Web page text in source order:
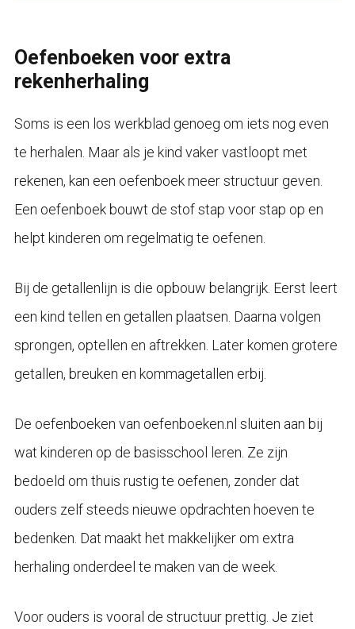
Oefenboeken voor extra
rekenherhaling
Soms is een los werkblad genoeg om iets nog even
te herhalen. Maar als je kind vaker vastloopt met
rekenen, kan een oefenboek meer structuur geven.
Een oefenboek bouwt de stof stap voor stap op en
helpt kinderen om regelmatig te oefenen.
Bij de getallenlijn is die opbouw belangrijk. Eerst leert
een kind tellen en getallen plaatsen. Daarna volgen
sprongen, optellen en aftrekken. Later komen grotere
getallen, breuken en kommagetallen erbij.
De oefenboeken van oefenboeken.nl sluiten aan bij
wat kinderen op de basisschool leren. Ze zijn
bedoeld om thuis rustig te oefenen, zonder dat
ouders zelf steeds nieuwe opdrachten hoeven te
bedenken. Dat maakt het makkelijker om extra
herhaling onderdeel te maken van de week.
Voor ouders is vooral de structuur prettig. Je ziet